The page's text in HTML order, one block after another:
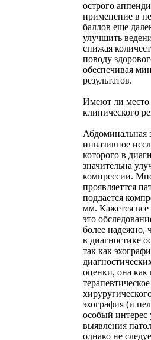
острого
применение в
баллов еще
улучшить
снижая
поводу
обеспечивая
результатов.
Имеют ли место
клинического
Абдоминальная
инвазивное
которого в
значительна
компрессии.
проявляеттся
поддается
мм. Кажется все
это
более надежно,
в диагностике
так как
оценки, она как
эхография (и
особый
выявления
однако не